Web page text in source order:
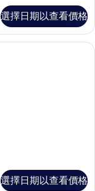
選擇日期以查看價格
房內保險箱、書桌、筆
選擇日期以查看價格